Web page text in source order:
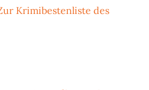
Krimibestenliste des